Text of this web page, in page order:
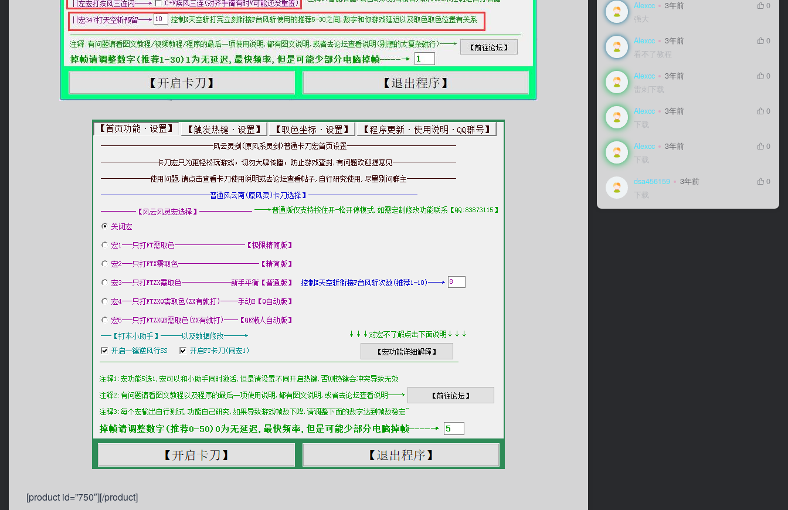
[product id=”750″][/product]
Alexcc 3年前
0
强大
Alexcc 3年前
0
看不了教程
Alexcc 3年前
0
雷刺下载
Alexcc 3年前
0
下载
Alexcc 3年前
0
下载
dsa456159 3年前
0
下载
Alexcc 3年前
0
强大
Alexcc 3年前
0
看不了教程
Alexcc 3年前
0
雷刺下载
Alexcc 3年前
0
下载
Alexcc 3年前
0
下载
dsa456159 3年前
0
下载